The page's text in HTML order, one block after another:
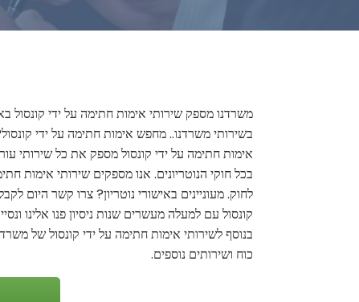
משרדנו מספק שירותי אימות חתימה על ידי קונסול
בשירותי משרדנו.. מחפש אימות חתימה על ידי
אימות חתימה על ידי קונסול מספק את כל שירותי
בכל חוקי הנוטריונים. אנו מספקים שירותי אימות
לחוק. מעוניינים באישורי נוטריון? צרו קשר
קונסול עם למעלה מעשרים שנות ניסיון פנו אלינו
בנוסף לשירותי אימות חתימה על ידי קונסול של
כוח ושירותים נוספים.